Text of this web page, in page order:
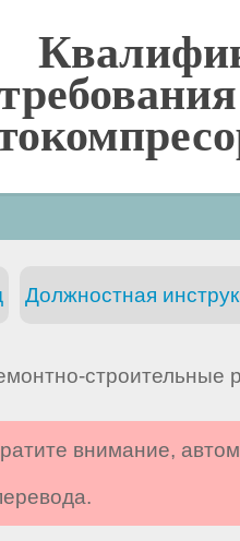
Должностная
строительные
внимание,